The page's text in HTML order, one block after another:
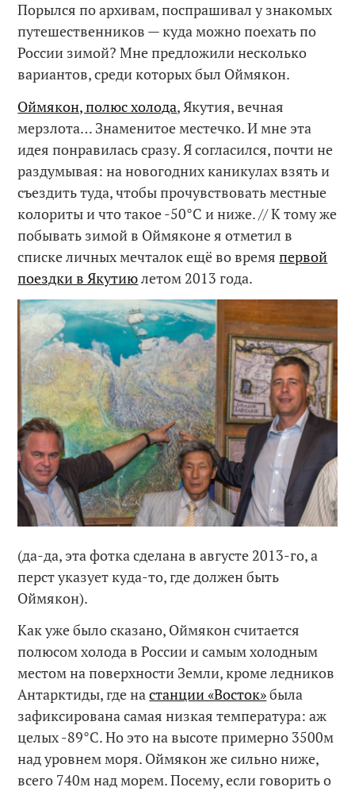
Порылся по архивам, поспрашивал у знакомых
путешественников — куда можно поехать по
России зимой? Мне предложили несколько
вариантов, среди которых был Оймякон.
Оймякон, полюс холода, Якутия, вечная
мерзлота… Знаменитое местечко. И мне эта
идея понравилась сразу. Я согласился, почти не
раздумывая: на новогодних каникулах взять и
съездить туда, чтобы прочувствовать местные
колориты и что такое -50°C и ниже. // К тому же
побывать зимой в Оймяконе я отметил в
списке личных мечталок ещё во времяпервой
поездки в Якутиюлетом 2013 года.
(да-да, эта фотка сделана в августе 2013-го, а
перст указует куда-то, где должен быть
Оймякон).
Как уже было сказано, Оймякон считается
полюсом холода в России и самым холодным
местом на поверхности Земли, кроме ледников
Антарктиды, где настанции «Восток»была
зафиксирована самая низкая температура: аж
целых -89°C. Но это на высоте примерно 3500м
над уровнем моря. Оймякон же сильно ниже,
всего 740м над морем. Посему, если говорить о